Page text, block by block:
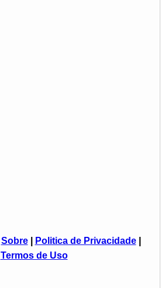
Sobre| Politica de Privacidade|
Termos de Uso